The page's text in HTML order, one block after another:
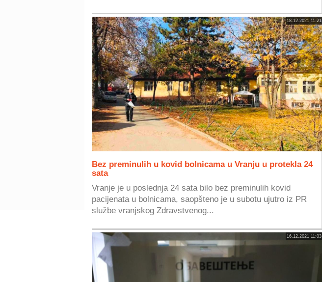
18.12.2021 11:21
Bez preminulih u kovid bolnicama u Vranju u protekla 24
sata
Vranje je u poslednja 24 sata bilo bez preminulih kovid
pacijenata u bolnicama, saopšteno je u subotu ujutro iz PR
službe vranjskog Zdravstvenog...
16.12.2021 11:03